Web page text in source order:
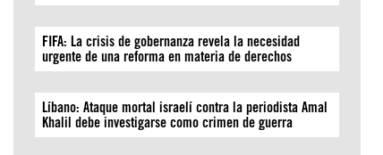
FIFA: La crisis de gobernanza revela la necesidad
urgente de una reforma en materia de derechos
Líbano: Ataque mortal israelí contra la periodista Amal
Khalil debe investigarse como crimen de guerra